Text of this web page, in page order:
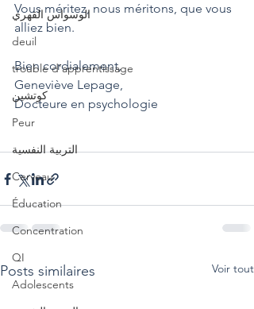
الوسواس القهري
deuil
trouble d'apprentissage
كوتشين
Peur
التربية النفسية
Cerveau
Éducation
Concentration
QI
Adolescents
Vous méritez, nous méritons, que vous
alliez bien.
Bien cordialement,
Geneviève Lepage,
Docteure en psychologie
Posts similaires Voir tout